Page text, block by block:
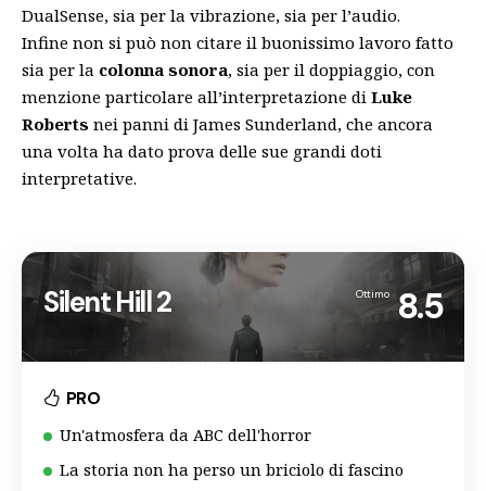
DualSense, sia per la vibrazione, sia per l’audio.
Infine non si può non citare il buonissimo lavoro fatto
sia per la colonna sonora, sia per il doppiaggio, con
menzione particolare all’interpretazione di Luke
Roberts nei panni di James Sunderland, che ancora
una volta ha dato prova delle sue grandi doti
interpretative.
Silent Hill 2 Ottimo 8.5
PRO
Un'atmosfera da ABC dell'horror
La storia non ha perso un briciolo di fascino